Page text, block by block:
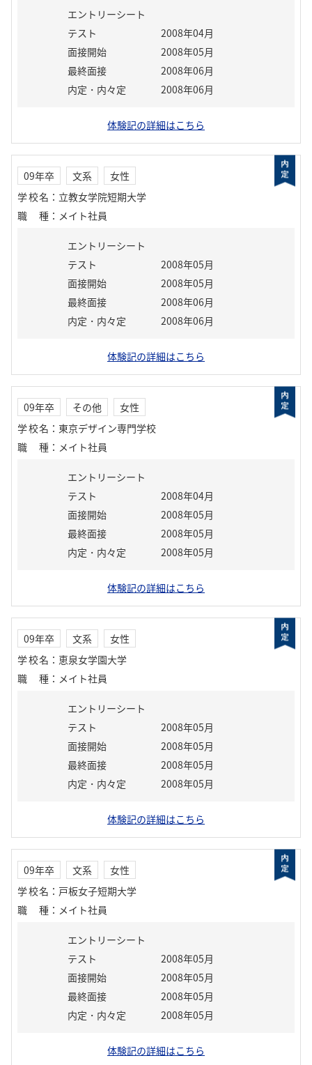
エントリーシート
テスト
2008年04月
面接開始
2008年05月
最終面接
2008年06月
内定・内々定
2008年06月
体験記の詳細はこちら
09年卒 文系
女性
学校名 ： 立教女学院短期大学
職種 ： メイト社員
エントリーシート
テスト
2008年05月
面接開始
2008年05月
最終面接
2008年06月
内定・内々定
2008年06月
体験記の詳細はこちら
09年卒 その他
女性
学校名 ： 東京デザイン専門学校
職種 ： メイト社員
エントリーシート
テスト
2008年04月
面接開始
2008年05月
最終面接
2008年05月
内定・内々定
2008年05月
体験記の詳細はこちら
09年卒 文系
女性
学校名 ： 恵泉女学園大学
職種 ： メイト社員
エントリーシート
テスト
2008年05月
面接開始
2008年05月
最終面接
2008年05月
内定・内々定
2008年05月
体験記の詳細はこちら
09年卒 文系
女性
学校名 ： 戸板女子短期大学
職種 ： メイト社員
エントリーシート
テスト
2008年05月
面接開始
2008年05月
最終面接
2008年05月
内定・内々定
2008年05月
体験記の詳細はこちら